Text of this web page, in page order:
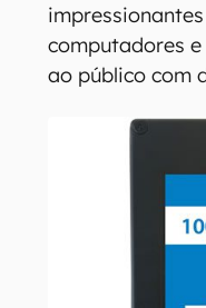
computadores
ao público com